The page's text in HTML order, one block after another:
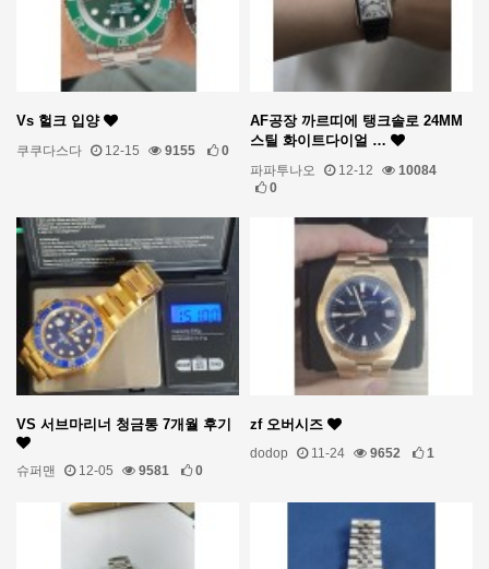
Vs 헐크 입양
쿠쿠다스다 12-15 9155 0
AF공장 까르띠에 탱크솔로 24MM
스틸 화이트다이얼 …
파파투나오 12-12
10084
0
VS 서브마리너 청금통 7개월 후기
슈퍼맨 12-05 9581 0
zf 오버시즈
dodop 11-24 9652 1